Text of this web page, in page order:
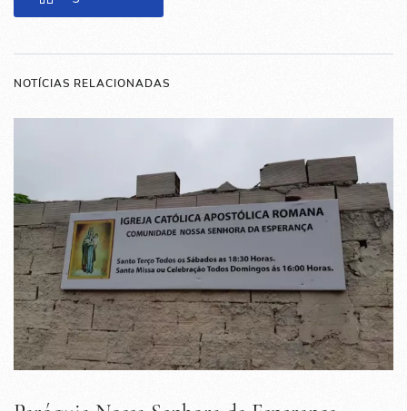
NOTÍCIAS RELACIONADAS